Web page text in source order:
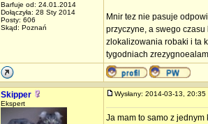
Barfuje od: 24.01.2014
Dołączyła: 28 Sty 2014
Posty: 606
Skąd: Poznań
Mnir tez nie pasuje
przyczyne, a swego
zlokalizowania robaki i ta
tygodniach
Skipper
Ekspert
Wysłany: 2014-03-13, 20:35
Ja mam to samo z jednym